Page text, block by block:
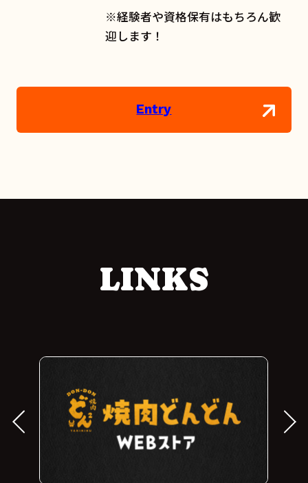
※経験者や資格保有はもちろん歓
迎します！
Entry
LINKS